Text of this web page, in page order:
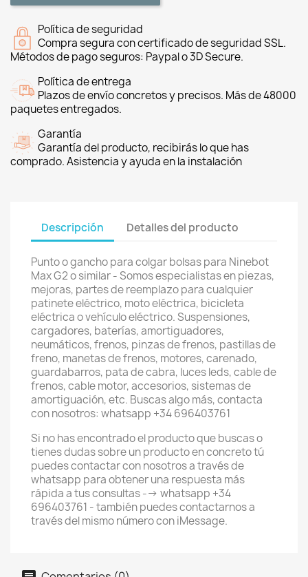
Política de seguridad
Compra segura con certificado de seguridad SSL.
Métodos de pago seguros: Paypal o 3D Secure.
Política de entrega
Plazos de envío concretos y precisos. Más de 48000
paquetes entregados.
Garantía
Garantía del producto, recibirás lo que has
comprado. Asistencia y ayuda en la instalación
Descripción Detalles del producto
Punto o gancho para colgar bolsas para Ninebot
Max G2 o similar - Somos especialistas en piezas,
mejoras, partes de reemplazo para cualquier
patinete eléctrico, moto eléctrica, bicicleta
eléctrica o vehículo eléctrico. Suspensiones,
cargadores, baterías, amortiguadores,
neumáticos, frenos, pinzas de frenos, pastillas de
freno, manetas de frenos, motores, carenado,
guardabarros, pata de cabra, luces leds, cable de
frenos, cable motor, accesorios, sistemas de
amortiguación, etc. Buscas algo más, contacta
con nosotros: whatsapp +34 696403761
Si no has encontrado el producto que buscas o
tienes dudas sobre un producto en concreto tú
puedes contactar con nosotros a través de
whatsapp para obtener una respuesta más
rápida a tus consultas --> whatsapp +34
696403761 - también puedes contactarnos a
través del mismo número con iMessage.